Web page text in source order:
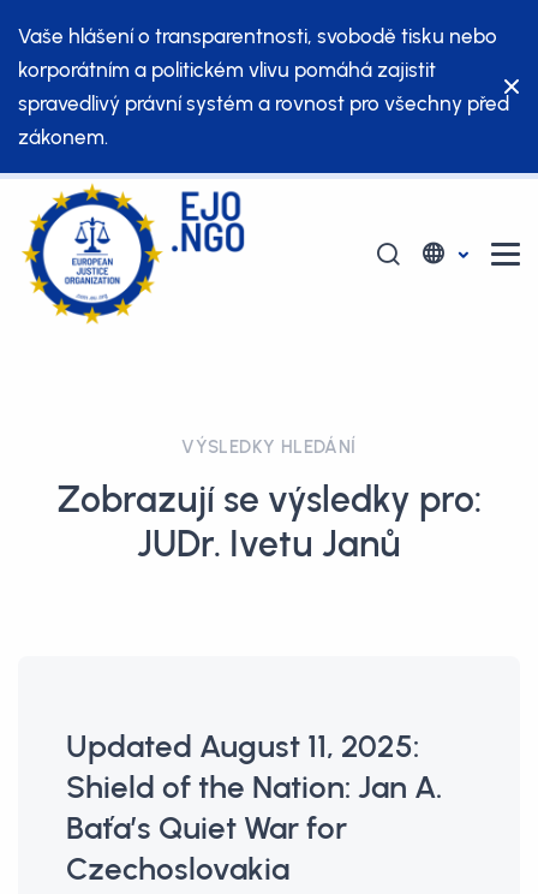
Vaše hlášení o transparentnosti, svobodě tisku nebo
korporátním a politickém vlivu pomáhá zajistit
spravedlivý právní systém a rovnost pro všechny před
zákonem.
VÝSLEDKY HLEDÁNÍ
Zobrazují se výsledky pro:
JUDr. Ivetu Janů
Updated August 11, 2025:
Shield of the Nation: Jan A.
Baťa’s Quiet War for
Czechoslovakia